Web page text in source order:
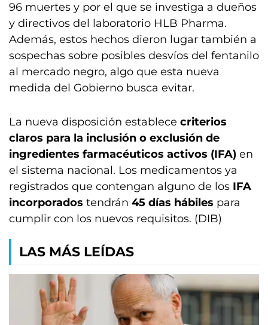
96 muertes y por el que se investiga a dueños
y directivos del laboratorio HLB Pharma.
Además, estos hechos dieron lugar también a
sospechas sobre posibles desvíos del fentanilo
al mercado negro, algo que esta nueva
medida del Gobierno busca evitar.
La nueva disposición establece criterios
claros para la inclusión o exclusión de
ingredientes farmacéuticos activos (IFA) en
el sistema nacional. Los medicamentos ya
registrados que contengan alguno de los IFA
incorporados tendrán 45 días hábiles para
cumplir con los nuevos requisitos. (DIB)
LAS MÁS LEÍDAS